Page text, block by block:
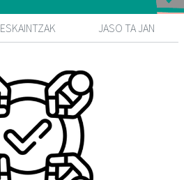
ESKAINTZAK JASO TA JAN